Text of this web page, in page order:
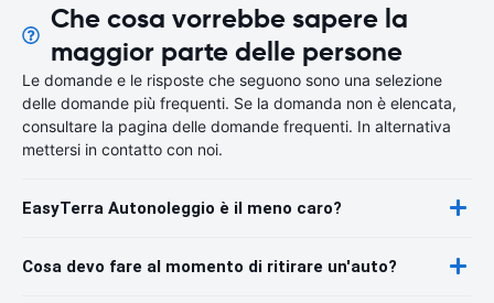
Che cosa vorrebbe sapere la
maggior parte delle persone
Le domande e le risposte che seguono sono una selezione
delle domande più frequenti. Se la domanda non è elencata,
consultare la pagina delle domande frequenti. In alternativa
mettersi in contatto con noi.
EasyTerra Autonoleggio è il meno caro?
Cosa devo fare al momento di ritirare un'auto?